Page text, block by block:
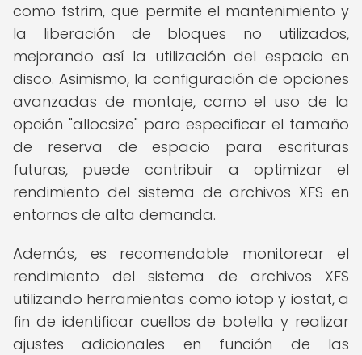
como fstrim, que permite el mantenimiento y
la liberación de bloques no utilizados,
mejorando así la utilización del espacio en
disco. Asimismo, la configuración de opciones
avanzadas de montaje, como el uso de la
opción "allocsize" para especificar el tamaño
de reserva de espacio para escrituras
futuras, puede contribuir a optimizar el
rendimiento del sistema de archivos XFS en
entornos de alta demanda.
Además, es recomendable monitorear el
rendimiento del sistema de archivos XFS
utilizando herramientas como iotop y iostat, a
fin de identificar cuellos de botella y realizar
ajustes adicionales en función de las